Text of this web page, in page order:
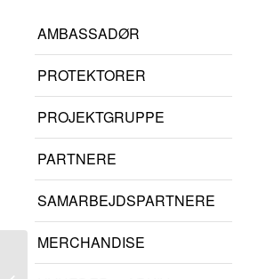
AMBASSADØR
PROTEKTORER
PROJEKTGRUPPE
PARTNERE
SAMARBEJDSPARTNERE
MERCHANDISE